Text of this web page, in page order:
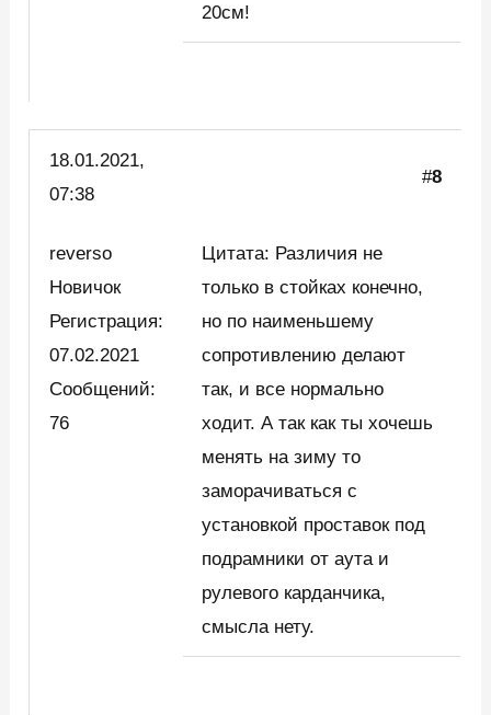
20см!
18.01.2021,
07:38
#8
reverso
Новичок
Регистрация:
07.02.2021
Сообщений:
76
Цитата: Различия не
только в стойках конечно,
но по наименьшему
сопротивлению делают
так, и все нормально
ходит. А так как ты хочешь
менять на зиму то
заморачиваться с
установкой проставок под
подрамники от аута и
рулевого карданчика,
смысла нету.